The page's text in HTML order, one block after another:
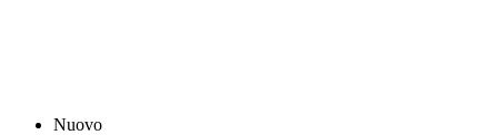
Nuovo